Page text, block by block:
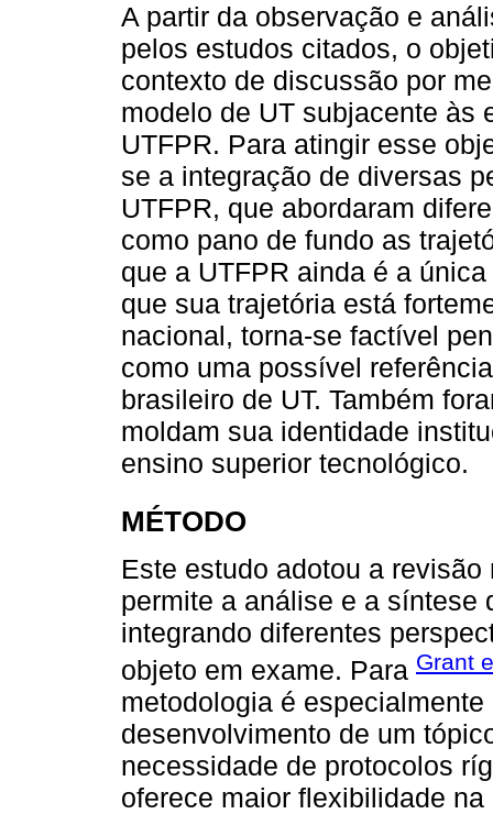
A partir da observação e
pelos estudos citados, o
contexto de discussão por
modelo de UT subjacente às
UTFPR. Para atingir esse
se a integração de diversas
UTFPR, que abordaram
como pano de fundo as
que a UTFPR ainda é a
que sua trajetória está
nacional, torna-se factível
como uma possível
brasileiro de UT. Também
moldam sua identidade
ensino superior tecnológico.
MÉTODO
Este estudo adotou a
permite a análise e a síntese
integrando diferentes
objeto em exame. Para Grant
metodologia é
desenvolvimento de um
necessidade de protocolos
oferece maior flexibilidade